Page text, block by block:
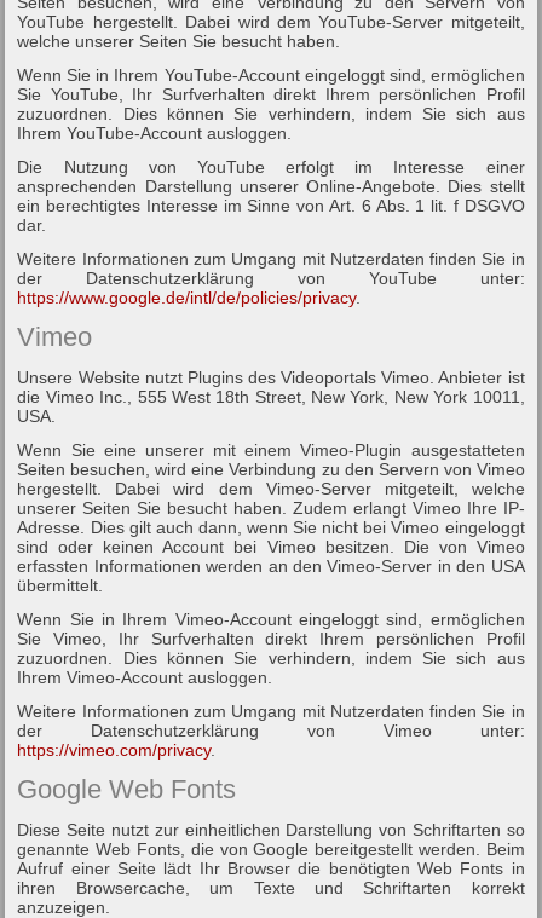
YouTube hergestellt. Dabei wird dem YouTube-Server mitgeteilt,
welche unserer Seiten Sie besucht haben.
Wenn Sie in Ihrem YouTube-Account eingeloggt sind, ermöglichen
Sie YouTube, Ihr Surfverhalten direkt Ihrem persönlichen Profil
zuzuordnen. Dies können Sie verhindern, indem Sie sich aus
Ihrem YouTube-Account ausloggen.
Die Nutzung von YouTube erfolgt im Interesse einer
ansprechenden Darstellung unserer Online-Angebote. Dies stellt
ein berechtigtes Interesse im Sinne von Art. 6 Abs. 1 lit. f DSGVO
dar.
Weitere Informationen zum Umgang mit Nutzerdaten finden Sie in
der Datenschutzerklärung von YouTube unter:
https://www.google.de/intl/de/policies/privacy.
Vimeo
Unsere Website nutzt Plugins des Videoportals Vimeo. Anbieter ist
die Vimeo Inc., 555 West 18th Street, New York, New York 10011,
USA.
Wenn Sie eine unserer mit einem Vimeo-Plugin ausgestatteten
Seiten besuchen, wird eine Verbindung zu den Servern von Vimeo
hergestellt. Dabei wird dem Vimeo-Server mitgeteilt, welche
unserer Seiten Sie besucht haben. Zudem erlangt Vimeo Ihre IP-
Adresse. Dies gilt auch dann, wenn Sie nicht bei Vimeo eingeloggt
sind oder keinen Account bei Vimeo besitzen. Die von Vimeo
erfassten Informationen werden an den Vimeo-Server in den USA
übermittelt.
Wenn Sie in Ihrem Vimeo-Account eingeloggt sind, ermöglichen
Sie Vimeo, Ihr Surfverhalten direkt Ihrem persönlichen Profil
zuzuordnen. Dies können Sie verhindern, indem Sie sich aus
Ihrem Vimeo-Account ausloggen.
Weitere Informationen zum Umgang mit Nutzerdaten finden Sie in
der Datenschutzerklärung von Vimeo unter:
https://vimeo.com/privacy.
Google Web Fonts
Diese Seite nutzt zur einheitlichen Darstellung von Schriftarten so
genannte Web Fonts, die von Google bereitgestellt werden. Beim
Aufruf einer Seite lädt Ihr Browser die benötigten Web Fonts in
ihren Browsercache, um Texte und Schriftarten korrekt
anzuzeigen.